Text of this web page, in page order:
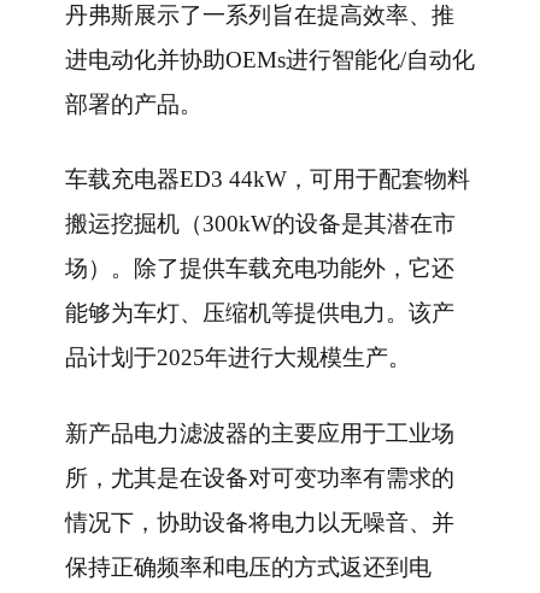
丹弗斯展示了一系列旨在提高效率、推
进电动化并协助OEMs进行智能化/自动化
部署的产品。
车载充电器ED3 44kW，可用于配套物料
搬运挖掘机（300kW的设备是其潜在市
场）。除了提供车载充电功能外，它还
能够为车灯、压缩机等提供电力。该产
品计划于2025年进行大规模生产。
新产品电力滤波器的主要应用于工业场
所，尤其是在设备对可变功率有需求的
情况下，协助设备将电力以无噪音、并
保持正确频率和电压的方式返还到电